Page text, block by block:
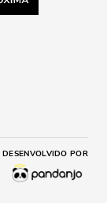
DESENVOLVIDO POR